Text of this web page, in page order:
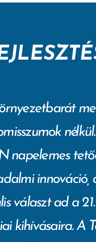
napelemes
innováció,
választ ad a
kihívásaira. A